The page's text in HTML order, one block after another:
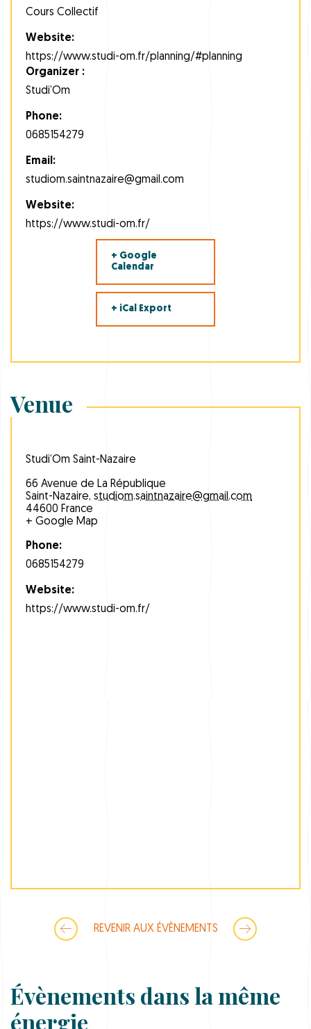
Cours Collectif
Website:
https://www.studi-om.fr/planning/#planning
Organizer :
Studi’Om
Phone:
0685154279
Email:
studiom.saintnazaire@gmail.com
Website:
https://www.studi-om.fr/
+ Google
Calendar
+ iCal Export
Venue
Studi’Om Saint-Nazaire
66 Avenue de La République
Saint-Nazaire, studiom.saintnazaire@gmail.com
44600 France
+ Google Map
Phone:
0685154279
Website:
https://www.studi-om.fr/
REVENIR AUX ÉVÈNEMENTS
Évènements dans la même
énergie